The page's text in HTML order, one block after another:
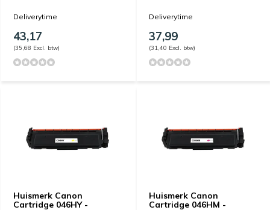
Deliverytime
43,17
(35,68 Excl. btw)
Deliverytime
37,99
(31,40 Excl. btw)
Huismerk Canon
Cartridge 046HY -
Huismerk Canon
Cartridge 046HM -